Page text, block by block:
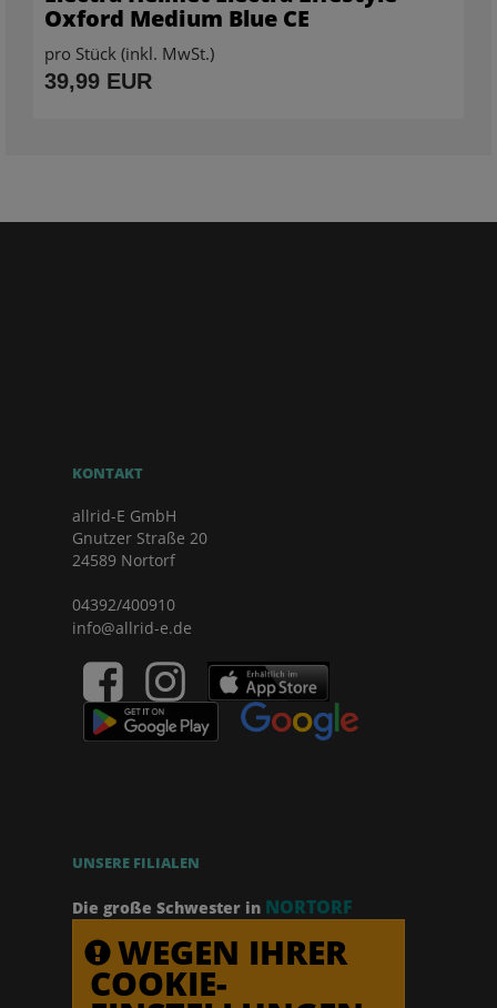
Oxford Medium Blue CE
pro Stück (inkl. MwSt.)
39,99 EUR
KONTAKT
allrid-E GmbH
Gnutzer Straße 20
24589 Nortorf
04392/400910
info@allrid-e.de
UNSERE FILIALEN
Die große Schwester in NORTORF
WEGEN IHRER
COOKIE-